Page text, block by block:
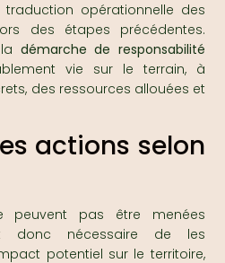
opérationnelle des
des étapes précédentes.
démarche de responsabilité
vie sur le terrain, à
des ressources allouées et
actions selon
peuvent pas être menées
donc nécessaire de les
potentiel sur le territoire,